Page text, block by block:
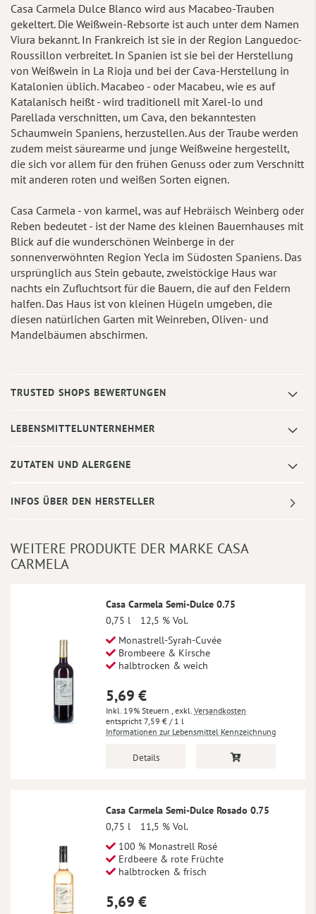
Casa Carmela Dulce Blanco wird aus Macabeo-Trauben
gekeltert. Die Weißwein-Rebsorte ist auch unter dem Namen
Viura bekannt. In Frankreich ist sie in der Region Languedoc-
Roussillon verbreitet. In Spanien ist sie bei der Herstellung
von Weißwein in La Rioja und bei der Cava-Herstellung in
Katalonien üblich. Macabeo - oder Macabeu, wie es auf
Katalanisch heißt - wird traditionell mit Xarel-lo und
Parellada verschnitten, um Cava, den bekanntesten
Schaumwein Spaniens, herzustellen. Aus der Traube werden
zudem meist säurearme und junge Weißweine hergestellt,
die sich vor allem für den frühen Genuss oder zum Verschnitt
mit anderen roten und weißen Sorten eignen.
Casa Carmela - von karmel, was auf Hebräisch Weinberg oder
Reben bedeutet - ist der Name des kleinen Bauernhauses mit
Blick auf die wunderschönen Weinberge in der
sonnenverwöhnten Region Yecla im Südosten Spaniens. Das
ursprünglich aus Stein gebaute, zweistöckige Haus war
nachts ein Zufluchtsort für die Bauern, die auf den Feldern
halfen. Das Haus ist von kleinen Hügeln umgeben, die
diesen natürlichen Garten mit Weinreben, Oliven- und
Mandelbäumen abschirmen.
TRUSTED SHOPS BEWERTUNGEN
LEBENSMITTELUNTERNEHMER
ZUTATEN UND ALERGENE
INFOS ÜBER DEN HERSTELLER
WEITERE PRODUKTE DER MARKE CASA
CARMELA
Casa Carmela Semi-Dulce 0.75
0,75 l
12,5 % Vol.
Monastrell-Syrah-Cuvée
Brombeere & Kirsche
halbtrocken & weich
5,69 €
Inkl. 19% Steuern , exkl. Versandkosten
7,59 € / 1 l
Informationen zur Lebensmittel Kennzeichnung
Details
Casa Carmela Semi-Dulce Rosado 0.75
0,75 l
11,5 % Vol.
100 % Monastrell Rosé
Erdbeere & rote Früchte
halbtrocken & frisch
5,69 €